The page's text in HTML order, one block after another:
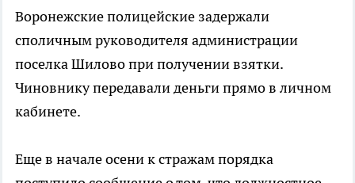
Воронежские полицейские задержали
cполичным руководителя администрации
поселка Шилово при получении взятки.
Чиновнику передавали деньги прямо в личном
кабинете.
Еще в начале осени к стражам порядка